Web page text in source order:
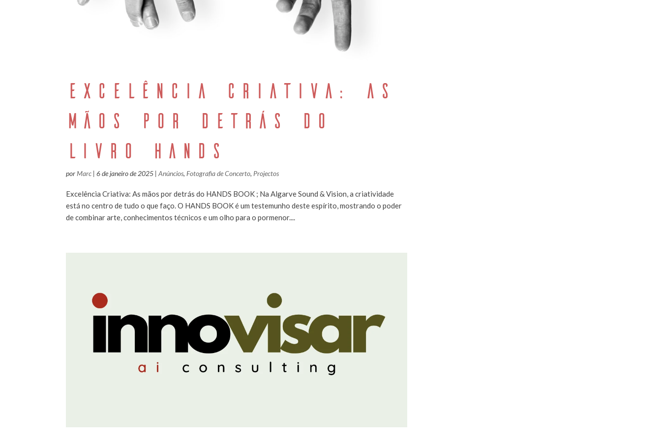
EXCELÊNCIA CRIATIVA: AS
MÃOS POR DETRÁS DO
LIVRO HANDS
porMarc |6 de janeiro de 2025 |Anúncios,Fotografia de Concerto, Projectos
Excelência Criativa: As mãos por detrás do HANDS BOOK ; Na Algarve Sound & Vision, a criatividade
está no centro de tudo o que faço. O HANDS BOOK é um testemunho deste espírito, mostrando o poder
de combinar arte, conhecimentos técnicos e um olho para o pormenor....